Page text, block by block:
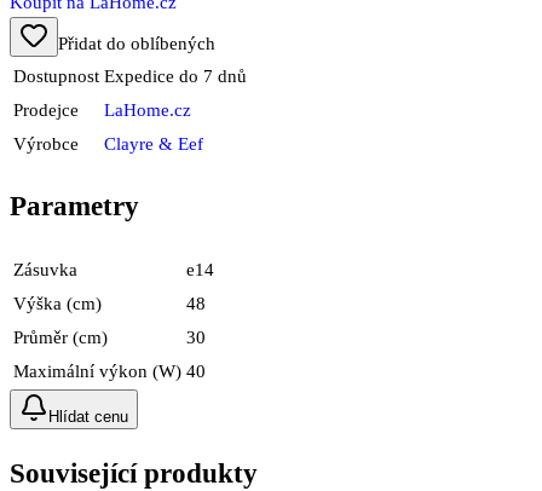
Přidat do oblíbených
Dostupnost Expedice do 7 dnů
Prodejce
LaHome.cz
Výrobce
Clayre & Eef
Parametry
Zásuvka
e14
Výška (cm)
48
Průměr (cm)
30
Maximální výkon (W) 40
Hlídat cenu
Související produkty